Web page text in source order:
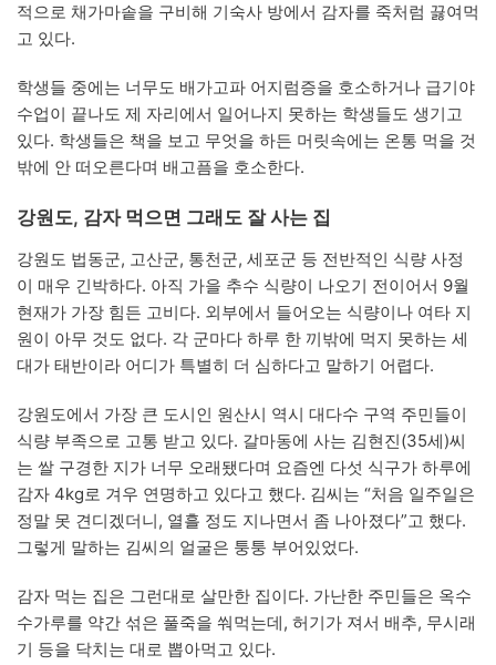
적으로 채가마솥을 구비해 기숙사 방에서 감자를 죽처럼 끓여먹
고 있다.
학생들 중에는 너무도 배가고파 어지럼증을 호소하거나 급기야
수업이 끝나도 제 자리에서 일어나지 못하는 학생들도 생기고
있다. 학생들은 책을 보고 무엇을 하든 머릿속에는 온통 먹을 것
밖에 안 떠오른다며 배고픔을 호소한다.
강원도, 감자 먹으면 그래도 잘 사는 집
강원도 법동군, 고산군, 통천군, 세포군 등 전반적인 식량 사정
이 매우 긴박하다. 아직 가을 추수 식량이 나오기 전이어서 9월
현재가 가장 힘든 고비다. 외부에서 들어오는 식량이나 여타 지
원이 아무 것도 없다. 각 군마다 하루 한 끼밖에 먹지 못하는 세
대가 태반이라 어디가 특별히 더 심하다고 말하기 어렵다.
강원도에서 가장 큰 도시인 원산시 역시 대다수 구역 주민들이
식량 부족으로 고통 받고 있다. 갈마동에 사는 김현진(35세)씨
는 쌀 구경한 지가 너무 오래됐다며 요즘엔 다섯 식구가 하루에
감자 4kg로 겨우 연명하고 있다고 했다. 김씨는 “처음 일주일은
정말 못 견디겠더니, 열흘 정도 지나면서 좀 나아졌다”고 했다.
그렇게 말하는 김씨의 얼굴은 퉁퉁 부어있었다.
감자 먹는 집은 그런대로 살만한 집이다. 가난한 주민들은 옥수
수가루를 약간 섞은 풀죽을 쒀먹는데, 허기가 져서 배추, 무시래
기 등을 닥치는 대로 뽑아먹고 있다.